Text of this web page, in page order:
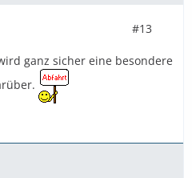
#13
ganz sicher eine besondere